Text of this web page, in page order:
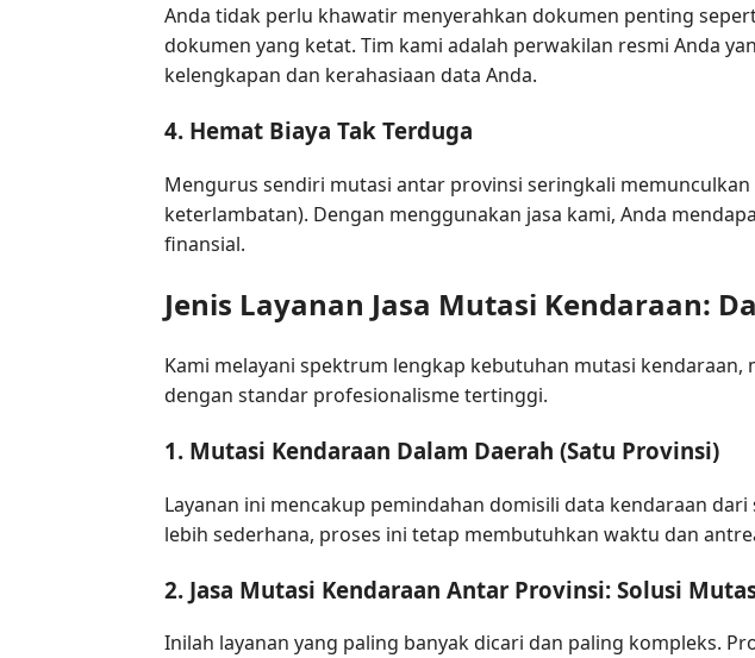
Anda tidak perlu khawatir menyerahkan dokumen penting
dokumen yang ketat. Tim kami adalah perwakilan resmi Anda
kelengkapan dan kerahasiaan data Anda.
4. Hemat Biaya Tak Terduga
Mengurus sendiri mutasi antar provinsi seringkali
keterlambatan). Dengan menggunakan jasa kami, Anda
finansial.
Jenis Layanan Jasa Mutasi Kendaraan:
Kami melayani spektrum lengkap kebutuhan mutasi
dengan standar profesionalisme tertinggi.
1. Mutasi Kendaraan Dalam Daerah (Satu Provinsi)
Layanan ini mencakup pemindahan domisili data kendaraan
lebih sederhana, proses ini tetap membutuhkan waktu dan
2. Jasa Mutasi Kendaraan Antar Provinsi: Solusi
Inilah layanan yang paling banyak dicari dan paling kompleks.